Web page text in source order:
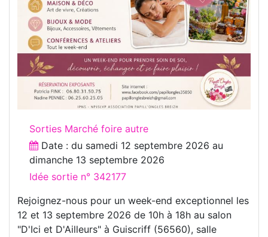
Sorties Marché foire autre
Date : du samedi 12 septembre 2026 au
dimanche 13 septembre 2026
Idée sortie n° 342177
Rejoignez-nous pour un week-end exceptionnel les
12 et 13 septembre 2026 de 10h à 18h au salon
"D'Ici et D'Ailleurs" à Guiscriff (56560), salle